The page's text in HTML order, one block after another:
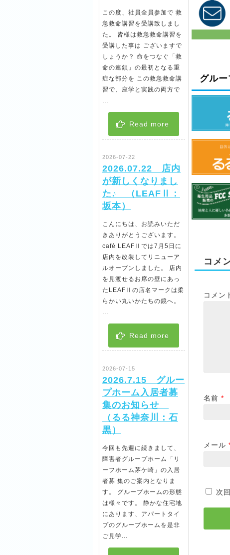
グルー
コメ
コメン
名前 *
メール
次
この度、社員全員参加で 救
急救命講習を受講致しまし
た。 皆様は救急救命講習を
受講した事は ございますで
しょうか？ 命をつなぐ「救
命の連鎖」の最初となる重
症な部分を この救急救命講
習で、座学と実践の両方で
...
Read more
2026-07-22
2026.07.22 店内
が新しくなりまし
た♪ （LEAFⅡ：
坂本）
こんにちは、お読みいただ
きありがとうございます。
café LEAFⅡでは7月5日に
店内を改装してリニューア
ルオープンしました。 店内
を見渡せるお席の壁にあっ
たLEAFⅡの店名マークは柔
らかい丸いかたちの鏡へ。
...
Read more
2026-07-15
2026.7.15 グルー
プホーム入居者募
集のお知らせ
（るる神奈川：石
黒）
今回も先週に続きまして、
障害者グループホーム「リ
ーフホーム茅ケ崎」の入居
者募 集のご案内となりま
す。 グループホームの形態
は様々です。 静かな住宅地
にあります、アパートタイ
プのグループホームを是非
ご見学...